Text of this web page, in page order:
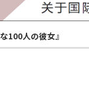
100人の彼女』